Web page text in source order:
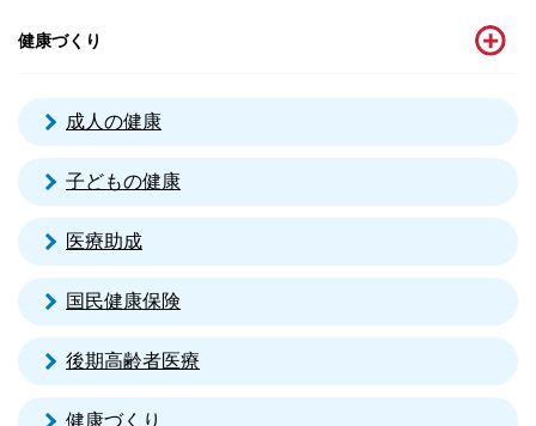
健康づくり
成人の健康
子どもの健康
医療助成
国民健康保険
後期高齢者医療
健康づくり